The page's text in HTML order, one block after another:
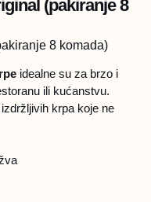
(pakiranje 8
8 komada)
idealne su za brzo i
ili kućanstvu.
krpa koje ne